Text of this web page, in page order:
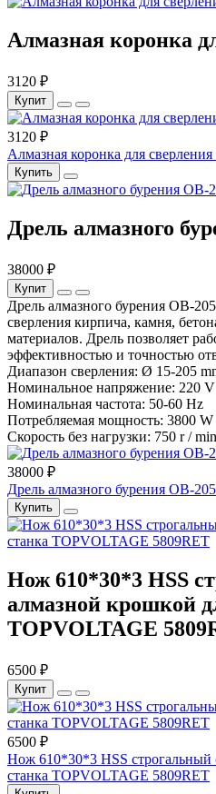
Алмазная коронка
3120 ₽
Купит
3120 ₽
Алмазная коронка для сверления
Купить
Дрель алмазного
38000 ₽
Купит
Дрель алмазного бурения OB-
сверления кирпича, камня,
материалов. Дрель позволяет
эффективностью и точностью
Диапазон сверления: Ø 15-205
Номинальное напряжение: 220 V
Номинальная частота: 50-60 Hz
Потребляемая мощность: 3800 W
Скорость без нагрузки: 750 r / min
38000 ₽
Дрель алмазного бурения OB-205
Купить
Нож 610*30*3 HSS
алмазной крошкой
TOPVOLTAGE
6500 ₽
Купит
6500 ₽
Нож 610*30*3 HSS строгальный
станка TOPVOLTAGE 5809RET